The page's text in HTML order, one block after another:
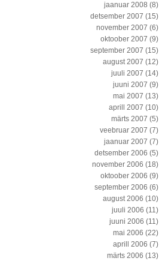
jaanuar 2008 (8)
detsember 2007 (15)
november 2007 (6)
oktoober 2007 (9)
september 2007 (15)
august 2007 (12)
juuli 2007 (14)
juuni 2007 (9)
mai 2007 (13)
aprill 2007 (10)
märts 2007 (5)
veebruar 2007 (7)
jaanuar 2007 (7)
detsember 2006 (5)
november 2006 (18)
oktoober 2006 (9)
september 2006 (6)
august 2006 (10)
juuli 2006 (11)
juuni 2006 (11)
mai 2006 (22)
aprill 2006 (7)
märts 2006 (13)